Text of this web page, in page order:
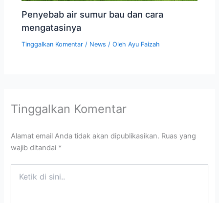
Penyebab air sumur bau dan cara
mengatasinya
Tinggalkan Komentar / News / OlehAyu Faizah
Tinggalkan Komentar
Alamat email Anda tidak akan dipublikasikan. Ruas yang
wajib ditandai *